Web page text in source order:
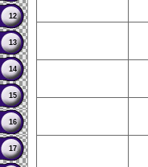
12
13
14
15
16
17